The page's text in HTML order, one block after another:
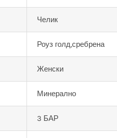
Челик
Роуз голд,сребрена
Женски
Минерално
3 БАР